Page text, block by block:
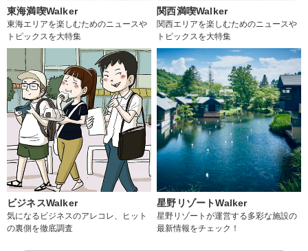
東海満喫Walker
東海エリアを楽しむためのニュースや
トピックスを大特集
関西満喫Walker
関西エリアを楽しむためのニュースや
トピックスを大特集
ビジネスWalker
気になるビジネスのアレコレ、ヒット
の裏側を徹底調査
星野リゾートWalker
星野リゾートが運営する多彩な施設の
最新情報をチェック！